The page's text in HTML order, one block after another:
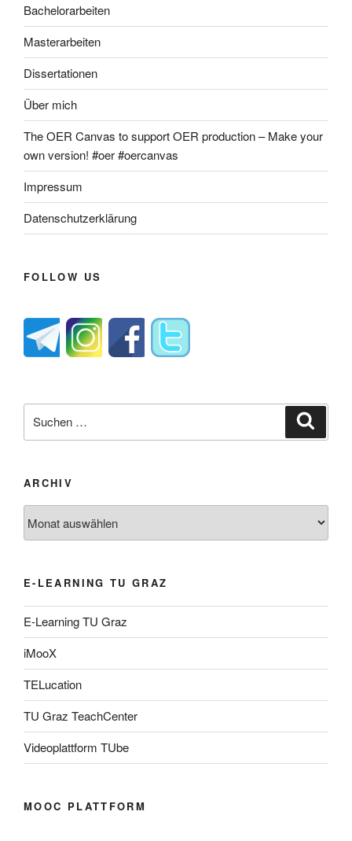
Bachelorarbeiten
Masterarbeiten
Dissertationen
Über mich
The OER Canvas to support OER production – Make your
own version! #oer #oercanvas
Impressum
Datenschutzerklärung
FOLLOW US
nach:
ARCHIV
E-LEARNING TU GRAZ
E-Learning TU Graz
iMooX
TELucation
TU Graz TeachCenter
Videoplattform TUbe
MOOC PLATTFORM